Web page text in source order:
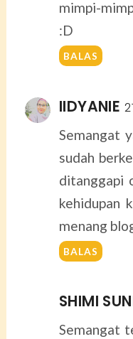
mimpi-
:D
BALAS
IIDYANIE
Semangat
sudah
ditanggapi
kehidupan
menang
BALAS
SHIMI
Semangat